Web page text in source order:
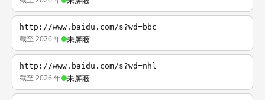
http://www.baidu.com/s?wd=bbc
截至 2026 年 未屏蔽
http://www.baidu.com/s?wd=nhl
截至 2026 年 未屏蔽